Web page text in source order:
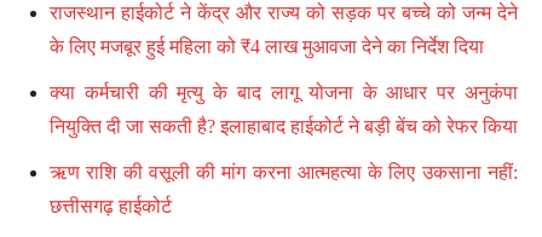
राजस्थान हाईकोर्ट ने केंद्र और राज्य को सड़क पर बच्चे को जन्म देने
के लिए मजबूर हुई महिला को ₹4 लाख मुआवजा देने का निर्देश दिया
क्या कर्मचारी की मृत्यु के बाद लागू योजना के आधार पर अनुकंपा
नियुक्ति दी जा सकती है? इलाहाबाद हाईकोर्ट ने बड़ी बेंच को रेफर किया
ऋण राशि की वसूली की मांग करना आत्महत्या के लिए उकसाना नहीं:
छत्तीसगढ़ हाईकोर्ट